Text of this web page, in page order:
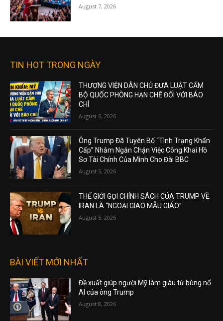
August 7, 2026
TIN HOT TRONG NGÀY
THƯỢNG VIỆN DÂN CHỦ ĐƯA LUẬT CẤM
BỘ QUỐC PHÒNG HẠN CHẾ ĐỐI VỚI BÁO
CHÍ
August 6, 2026
Ông Trump Đã Tuyên Bố “Tình Trạng Khẩn
Cấp” Nhằm Ngăn Chặn Việc Công Khai Hồ
Sơ Tài Chính Của Mình Cho Đài BBC
August 5, 2026
THẾ GIỚI GỌI CHÍNH SÁCH CỦA TRUMP VỀ
IRAN LÀ “NGOẠI GIAO MẪU GIÁO”
August 5, 2026
BÀI VIẾT MỚI NHẤT
Đề xuất giúp người Mỹ làm giàu từ bùng nổ
AI của ông Trump
August 8, 2026